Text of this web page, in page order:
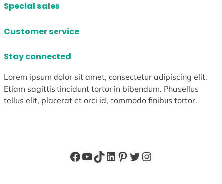
Special sales
Customer service
Stay connected
Lorem ipsum dolor sit amet, consectetur adipiscing elit.
Etiam sagittis tincidunt tortor in bibendum. Phasellus
tellus elit, placerat et orci id, commodo finibus tortor.
Facebook
YouTube
TikTok
LinkedIn
Pinterest
X Instagram